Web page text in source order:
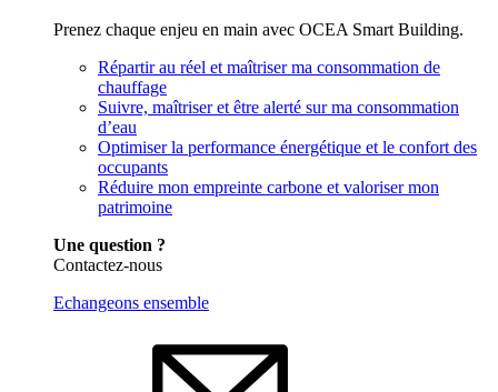
Prenez chaque enjeu en main avec OCEA Smart Building.
Répartir au réel et maîtriser ma consommation de
chauffage
Suivre, maîtriser et être alerté sur ma consommation
d’eau
Optimiser la performance énergétique et le confort des
occupants
Réduire mon empreinte carbone et valoriser mon
patrimoine
Une question ?
Contactez-nous
Echangeons ensemble